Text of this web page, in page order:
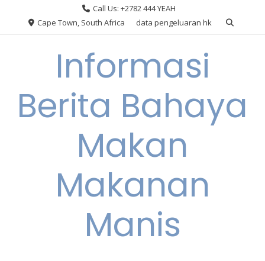
Call Us: +2782 444 YEAH
Cape Town, South Africa
data pengeluaran hk
Informasi
Berita Bahaya
Makan
Makanan
Manis